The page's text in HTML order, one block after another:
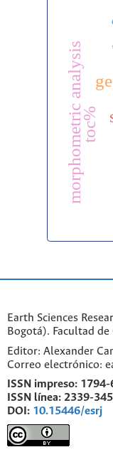
morphometric analysistoc%
Earth Sciences
Bogotá). Facultad
Editor: Alexander
Correo electrónico:
ISSN impreso: 1794-
ISSN línea: 2339-
DOI: 10.15446/esrj